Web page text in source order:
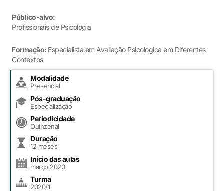
Público-alvo:
Profissionais de Psicologia
Formação: Especialista em Avaliação Psicológica em Diferentes
Contextos
Modalidade
Presencial
Pós-graduação
Especialização
Periodicidade
Quinzenal
Duração
12 meses
Início das aulas
março 2020
Turma
2020/1